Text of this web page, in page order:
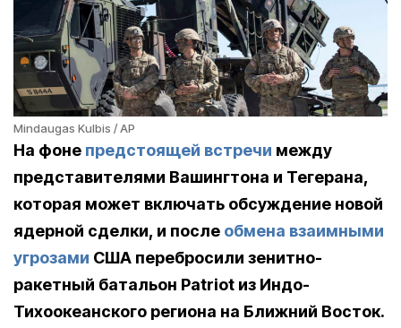
Mindaugas Kulbis / AP
На фоне предстоящей встречи между
представителями Вашингтона и Тегерана,
которая может включать обсуждение новой
ядерной сделки, и после обмена взаимными
угрозами США перебросили зенитно-
ракетный батальон Patriot из Индо-
Тихоокеанского региона на Ближний Восток.